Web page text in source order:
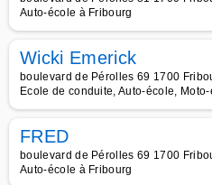
Auto-école à Fribourg
Wicki Emerick
boulevard de Pérolles 69 1700
Ecole de conduite, Auto-école,
FRED
boulevard de Pérolles 69 1700
Auto-école à Fribourg